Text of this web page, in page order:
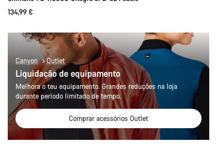
134,99 €
Canyon Outlet
Liquidação de equipamento
Melhora o teu equipamento. Grandes reduções na loja
durante período limitado de tempo.
Comprar acessórios Outlet